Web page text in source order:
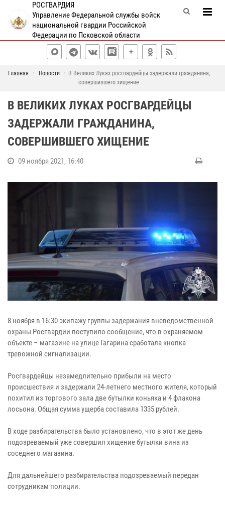
РОСГВАРДИЯ
Управление Федеральной службы войск
национальной гвардии Российской
Федерации по Псковской области
Главная Новости
В Великих Луках росгвардейцы задержали гражданина,
совершившего хищение
В ВЕЛИКИХ ЛУКАХ РОСГВАРДЕЙЦЫ
ЗАДЕРЖАЛИ ГРАЖДАНИНА,
СОВЕРШИВШЕГО ХИЩЕНИЕ
09 ноября 2021, 16:40
8 ноября в 16:30 экипажу группы задержания вневедомственной
охраны Росгвардии поступило сообщение, что в охраняемом
объекте – магазине на улице Гагарина сработала кнопка
тревожной сигнализации.
Росгвардейцы незамедлительно прибыли на место
происшествия и задержали 24-летнего местного жителя, который
похитил из торгового зала две бутылки коньяка и 4 флакона
лосьона. Общая сумма ущерба составила 1335 рублей.
В ходе разбирательства было установлено, что в этот же день
подозреваемый уже совершил хищение бутылки вина из
соседнего магазина.
Для дальнейшего разбирательства подозреваемый передан
сотрудникам полиции.